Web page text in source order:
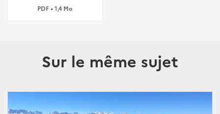
PDF • 1,4 Mo
Sur le même sujet